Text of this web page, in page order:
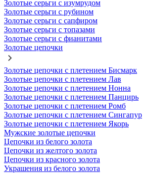
Золотые серьги с изумрудом
Золотые серьги с рубином
Золотые серьги с сапфиром
Золотые серьги с топазами
Золотые серьги с фианитами
Золотые цепочки
Золотые цепочки с плетением Бисмарк
Золотые цепочки с плетением Лав
Золотые цепочки с плетением Нонна
Золотые цепочки с плетением Панцирь
Золотые цепочки с плетением Ромб
Золотые цепочки с плетением Сингапур
Золотые цепочки с плетением Якорь
Мужские золотые цепочки
Цепочки из белого золота
Цепочки из желтого золота
Цепочки из красного золота
Украшения из белого золота